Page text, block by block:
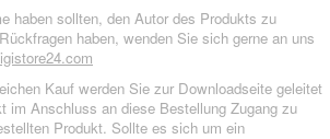
haben sollten, den Autor des Produkts zu
haben, wenden Sie sich gerne an uns
Kauf werden Sie zur Downloadseite geleitet
im Anschluss an diese Bestellung Zugang zu
Produkt. Sollte es sich um ein